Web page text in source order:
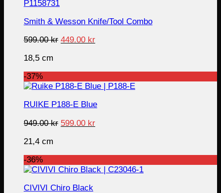
Smith & Wesson Knife/Tool Combo
599.00kr Original
449.00 krCurrent
18,5 cm
-37%
RUIKE P188-E Blue
949.00kr Original
599.00 krCurrent
21,4 cm
-36%
CIVIVI Chiro Black